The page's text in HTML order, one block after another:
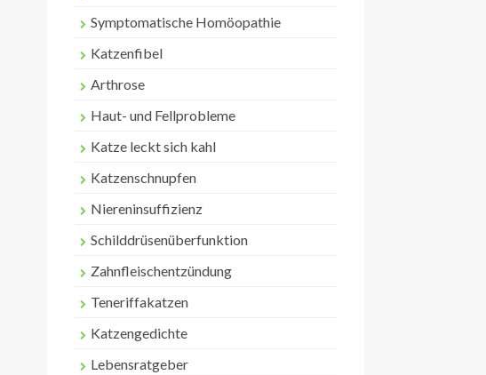
Symptomatische Homöopathie
Katzenfibel
Arthrose
Haut- und Fellprobleme
Katze leckt sich kahl
Katzenschnupfen
Niereninsuffizienz
Schilddrüsenüberfunktion
Zahnfleischentzündung
Teneriffakatzen
Katzengedichte
Lebensratgeber